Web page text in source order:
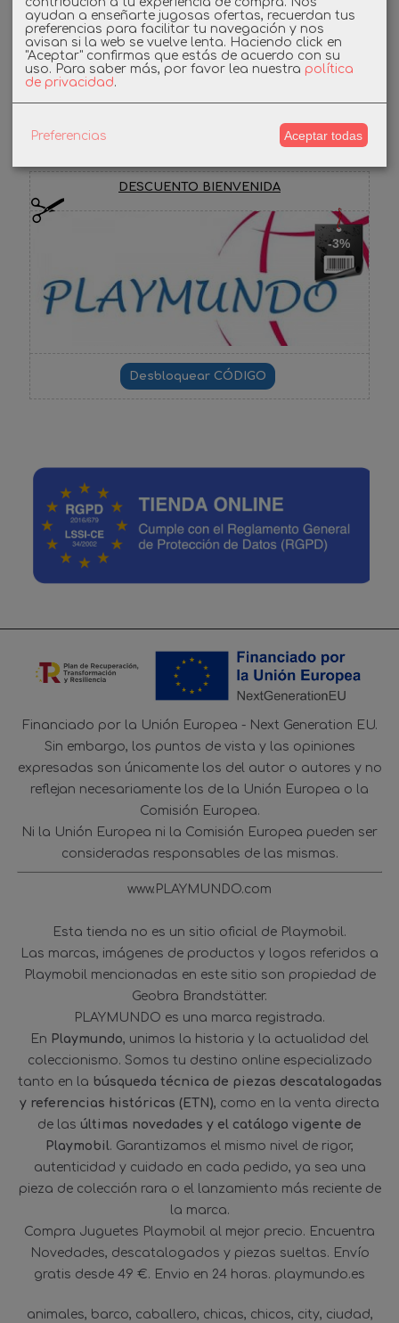
Instagram
Facebook
DESCUENTO BIENVENIDA
-3%
Financiado por la Unión Europea - Next Generation EU.
Sin embargo, los puntos de vista y las opiniones
expresadas son únicamente los del autor o autores y no
reflejan necesariamente los de la Unión Europea o la
Comisión Europea.
Ni la Unión Europea ni la Comisión Europea pueden ser
consideradas responsables de las mismas.
www.PLAYMUNDO.com
Esta tienda no es un sitio oficial de Playmobil.
Las marcas, imágenes de productos y logos referidos a
Playmobil mencionadas en este sitio son propiedad de
Geobra Brandstätter.
PLAYMUNDO es una marca registrada.
En Playmundo, unimos la historia y la actualidad del
coleccionismo. Somos tu destino online especializado
tanto en la búsqueda técnica de piezas descatalogadas
y referencias históricas (ETN), como en la venta directa
de las últimas novedades y el catálogo vigente de
Playmobil. Garantizamos el mismo nivel de rigor,
autenticidad y cuidado en cada pedido, ya sea una
pieza de colección rara o el lanzamiento más reciente de
la marca.
Compra Juguetes Playmobil al mejor precio. Encuentra
Novedades, descatalogados y piezas sueltas. Envío
gratis desde 49 €. Envio en 24 horas. playmundo.es
animales barco caballero chicas chicos city ciudad
ayudan a enseñarte jugosas ofertas, recuerdan tus
preferencias para facilitar tu navegación y nos
avisan si la web se vuelve lenta. Haciendo click en
"Aceptar" confirmas que estás de acuerdo con su
uso. Para saber más, por favor lea nuestra política
de privacidad.
Preferencias Aceptar todas